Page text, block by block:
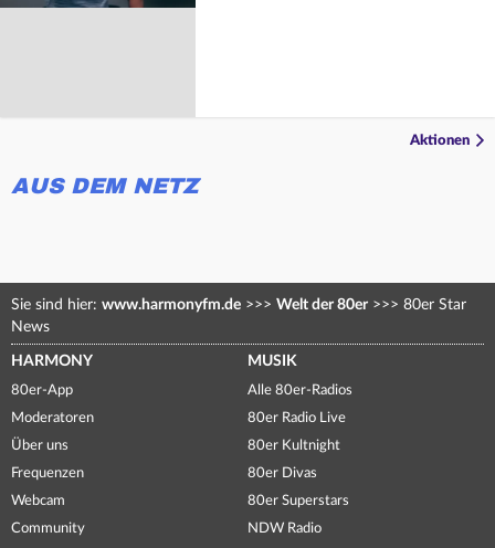
Aktionen
AUS DEM NETZ
Sie sind hier: www.harmonyfm.de >>> Welt der 80er >>> 80er Star
News
HARMONY
80er-App
Moderatoren
Über uns
Frequenzen
Webcam
Community
MUSIK
Alle 80er-Radios
80er Radio Live
80er Kultnight
80er Divas
80er Superstars
NDW Radio